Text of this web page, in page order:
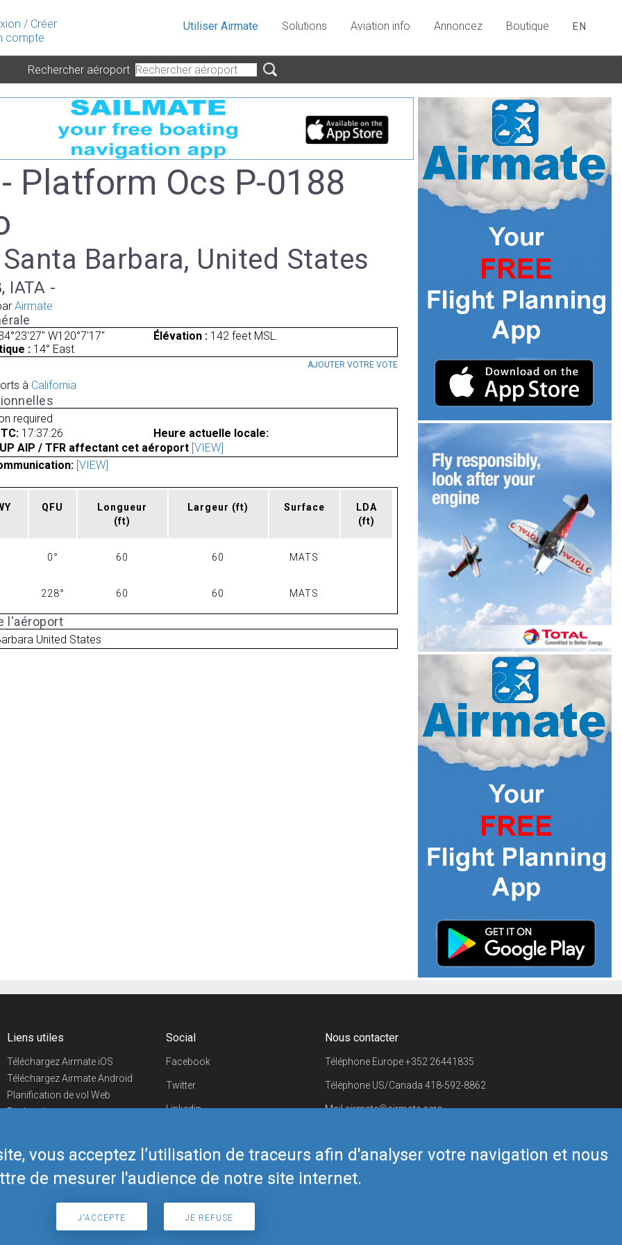
/ Créer
compte
vous acceptez l’utilisation de traceurs afin d'analyser votre navigation et nous
de mesurer l'audience de notre site internet.
J'ACCEPTE JE REFUSE
Utiliser Airmate Solutions Aviation info Annoncez Boutique EN
Rechercher aéroport
Platform Ocs P-0188
Barbara, United States
IATA -
Airmate
W120°7'17" Élévation :142 feet MSL.
: 14° East
AJOUTER VOTRE VOTE
à California
required
17:37:26
Heure actuelle locale:
AIP / TFR affectant cet aéroport [VIEW]
[VIEW]
QFU
Longueur
(ft)
Largeur (ft) Surface
LDA
(ft)
0° 60 60 MATS
228° 60 60 MATS
l'aéroport
United States
Liens utiles
Téléchargez Airmate iOS
Téléchargez Airmate Android
Planification de vol Web
Recherche
Boutique Airmate
Social
Facebook
Twitter
Linkedin
Telegram
Nous contacter
Téléphone Europe+352 26441835
Téléphone US/Canada 418-592-8862
Mailairmate@airmate.aero